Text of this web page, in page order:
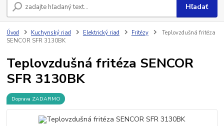
Hľadať
Úvod Kuchynský riad Elektrický riad Fritézy
Teplovzdušná fritéza
SENCOR SFR 3130BK
Teplovzdušná fritéza SENCOR
SFR 3130BK
Doprava ZADARMO